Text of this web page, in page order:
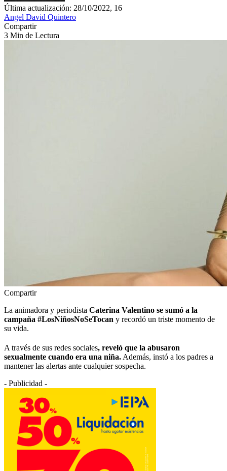
Última actualización: 28/10/2022, 16
Angel David Quintero
Compartir
3 Min de Lectura
Compartir
La animadora y periodista Caterina Valentino se sumó a la
campaña #LosNiñosNoSeTocan y recordó un triste momento de
su vida.
A través de sus redes sociales, reveló que la abusaron
sexualmente cuando era una niña. Además, instó a los padres a
mantener las alertas ante cualquier sospecha.
- Publicidad -